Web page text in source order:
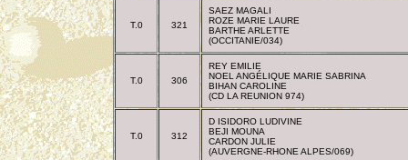
T.0 321
SAEZ MAGALI
ROZE MARIE LAURE
BARTHE ARLETTE
(OCCITANIE/034)
T.0 306
REY EMILIE
NOEL ANGÉLIQUE MARIE SABRINA
BIHAN CAROLINE
(CD LA REUNION 974)
T.0 312
D ISIDORO LUDIVINE
BEJI MOUNA
CARDON JULIE
(AUVERGNE-RHONE ALPES/069)